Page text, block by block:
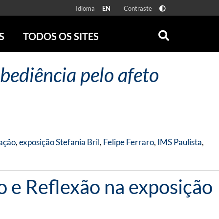
Idioma EN Contraste
FÍSICAS
TODOS OS SITES
ZUM
DISCOGRAFIA BRASILEIRA
CLARICE LISPECTOR
pelo afeto
,exposição Stefania Bril, Felipe Ferraro, IMS Paulista,
Reflexão na exposição